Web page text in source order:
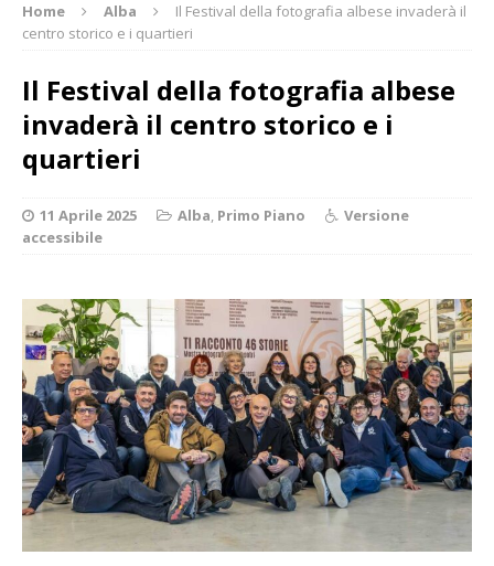
Home Alba
Il Festival della fotografia albese invaderà il
centro storico e i quartieri
Il Festival della fotografia albese
invaderà il centro storico e i
quartieri
11 Aprile 2025 Alba, Primo Piano
Versione
accessibile